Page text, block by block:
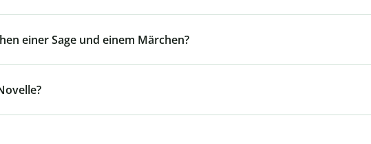
einer Sage und einem Märchen?